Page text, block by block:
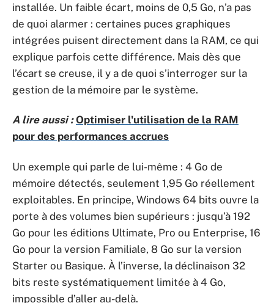
installée. Un faible écart, moins de 0,5 Go, n’a pas
de quoi alarmer : certaines puces graphiques
intégrées puisent directement dans la RAM, ce qui
explique parfois cette différence. Mais dès que
l’écart se creuse, il y a de quoi s’interroger sur la
gestion de la mémoire par le système.
A lire aussi : Optimiser l'utilisation de la RAM
pour des performances accrues
Un exemple qui parle de lui-même : 4 Go de
mémoire détectés, seulement 1,95 Go réellement
exploitables. En principe, Windows 64 bits ouvre la
porte à des volumes bien supérieurs : jusqu’à 192
Go pour les éditions Ultimate, Pro ou Enterprise, 16
Go pour la version Familiale, 8 Go sur la version
Starter ou Basique. À l’inverse, la déclinaison 32
bits reste systématiquement limitée à 4 Go,
impossible d’aller au-delà.